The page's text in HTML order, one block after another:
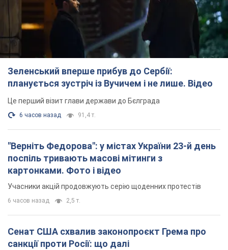
Зеленський вперше прибув до Сербії:
планується зустріч із Вучичем і не лише. Відео
Це перший візит глави держави до Бєлграда
6 часов назад 91,4 т.
"Верніть Федорова": у містах України 23-й день
поспіль тривають масові мітинги з
картонками. Фото і відео
Учасники акцій продовжують серію щоденних протестів
6 часов назад 2,5 т.
Сенат США схвалив законопроєкт Грема про
санкції проти Росії: що далі